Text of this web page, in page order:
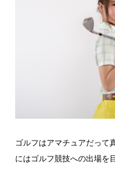
ゴルフはアマチュアだって
にはゴルフ競技への出場を